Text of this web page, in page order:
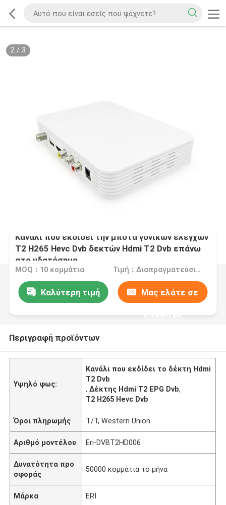
2/ 3
Κανάλι που εκδίδει την μπότα γονικών ελέγχων
T2 H265 Hevc Dvb δεκτών Hdmi T2 Dvb επάνω
στο υδατόσημο
MOQ：10 κομμάτια Τιμή：Διαπραγματεύσιμα
Καλύτερη τιμή Μας ελάτε σε
επαφή με
Περιγραφή προϊόντων
Υψηλό φως:
Κανάλι που εκδίδει το δέκτη Hdmi
T2 Dvb
,Δέκτης Hdmi T2 EPG Dvb,
T2 H265 Hevc Dvb
Όροι πληρωμής T/T, Western Union
Αριθμό μοντέλου Eri-DVBT2HD006
Δυνατότητα προ
σφοράς
50000 κομμάτια το μήνα
Μάρκα ERI